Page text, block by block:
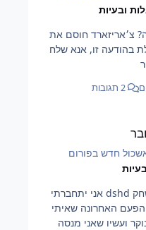
ובעיות
צ׳אריזארד חוסם את
בהודעה זו, אנא שלח
2 תגובות
חדש בפורום
שלום קורים לי במשחק dshd אני יתחברתי
האחרונה שאיתי
זה ב9 50 בבוקר ועשיו שאני מנסה